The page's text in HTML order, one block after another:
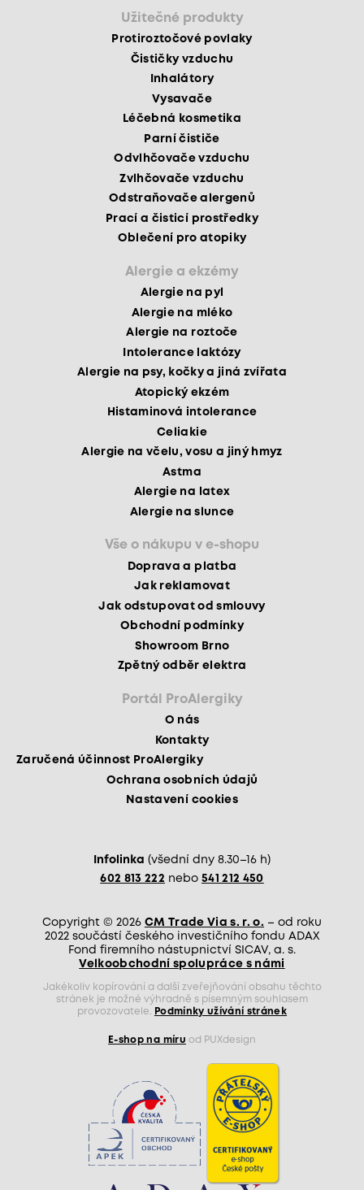
Užitečné produkty
Protiroztočové povlaky
Čističky vzduchu
Inhalátory
Vysavače
Léčebná kosmetika
Parní čističe
Odvlhčovače vzduchu
Zvlhčovače vzduchu
Odstraňovače alergenů
Prací a čisticí prostředky
Oblečení pro atopiky
Alergie a ekzémy
Alergie na pyl
Alergie na mléko
Alergie na roztoče
Intolerance laktózy
Alergie na psy, kočky a jiná zvířata
Atopický ekzém
Histaminová intolerance
Celiakie
Alergie na včelu, vosu a jiný hmyz
Astma
Alergie na latex
Alergie na slunce
Vše o nákupu v e-shopu
Doprava a platba
Jak reklamovat
Jak odstupovat od smlouvy
Obchodní podmínky
Showroom Brno
Zpětný odběr elektra
Portál ProAlergiky
O nás
Kontakty
Zaručená účinnost ProAlergiky
Ochrana osobních údajů
Nastavení cookies
Infolinka (všední dny 8.30–16 h)
602 813 222 nebo 541 212 450
Copyright © 2026 CM Trade Via s. r. o. – od roku
2022 součástí českého investičního fondu ADAX
Fond firemního nástupnictví SICAV, a. s.
Velkoobchodní spolupráce s námi
Jakékoliv kopírování a další zveřejňování obsahu těchto
stránek je možné výhradně s písemným souhlasem
provozovatele.
Podmínky užívání stránek
E-shop na míru od PUXdesign